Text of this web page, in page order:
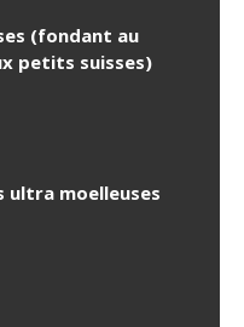
(fondant au
petits suisses)
ultra moelleuses